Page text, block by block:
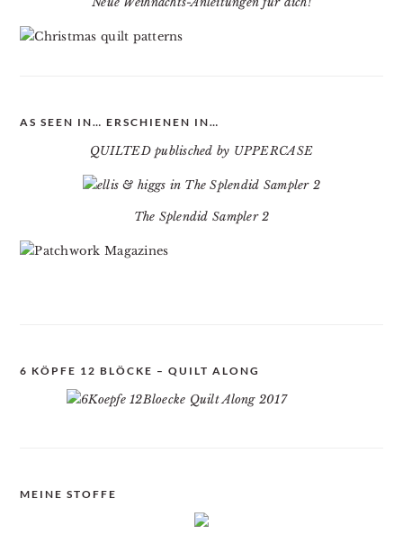
AS SEEN IN… ERSCHIENEN IN…
QUILTED publisched by UPPERCASE
The Splendid Sampler 2
6 KÖPFE 12 BLÖCKE – QUILT ALONG
MEINE STOFFE